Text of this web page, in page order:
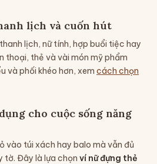
lịch và cuốn hút
lịch, nữ tính, hợp buổi tiệc hay
thoại, thẻ và vài món mỹ phẩm
và phối khéo hơn, xem cách chọn
cho cuộc sống năng
vào túi xách hay balo mà vẫn đủ
tờ. Đây là lựa chọn ví nữ đựng thẻ